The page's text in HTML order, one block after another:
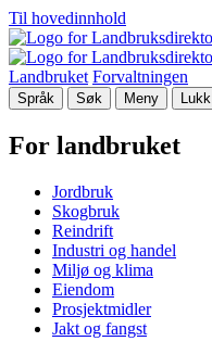
Til hovedinnhold
Landbruket Forvaltningen
Språk Søk Meny Lukk
For landbruket
Jordbruk
Skogbruk
Reindrift
Industri og handel
Miljø og klima
Eiendom
Prosjektmidler
Jakt og fangst